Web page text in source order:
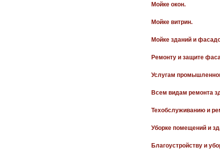
Мойке окон.
Мойке витрин.
Мойке зданий и
Ремонту и защите
Услугам
Всем видам ремонта
Техобслуживанию и
Уборке помещений и
Благоустройству и